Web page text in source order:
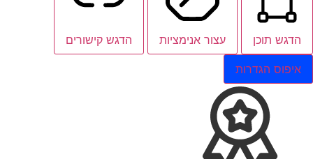
הדגש תוכן עצור אנימציות הדגש קישורים
איפוס הגדרות